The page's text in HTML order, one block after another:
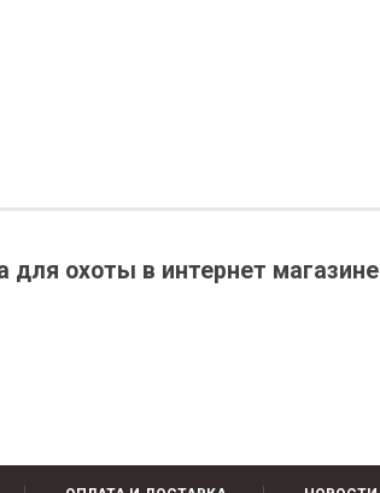
для охоты в интернет магазине